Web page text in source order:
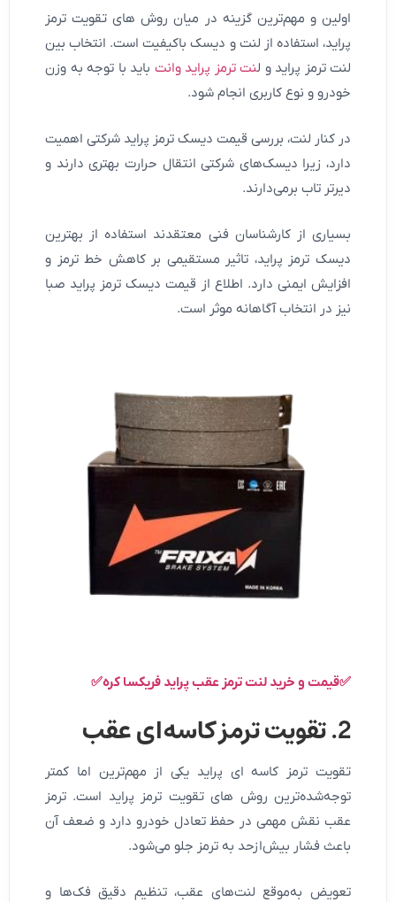
اولین و مهم‌ترین گزینه در میان روش های تقویت ترمز
پراید، استفاده از لنت و دیسک باکیفیت است. انتخاب بین
لنت ترمز پراید و لنت ترمز پراید وانت باید با توجه به وزن
خودرو و نوع کاربری انجام شود.
در کنار لنت، بررسی قیمت دیسک ترمز پراید شرکتی اهمیت
دارد، زیرا دیسک‌های شرکتی انتقال حرارت بهتری دارند و
دیرتر تاب برمی‌دارند.
بسیاری از کارشناسان فنی معتقدند استفاده از بهترین
دیسک ترمز پراید، تاثیر مستقیمی بر کاهش خط ترمز و
افزایش ایمنی دارد. اطلاع از قیمت دیسک ترمز پراید صبا
نیز در انتخاب آگاهانه موثر است.
✅قیمت و خرید لنت ترمز عقب پراید فریکسا کره✅
2. تقویت ترمز کاسه‌ای عقب
تقویت ترمز کاسه ای پراید یکی از مهم‌ترین اما کمتر
توجه‌شده‌ترین روش های تقویت ترمز پراید است. ترمز
عقب نقش مهمی در حفظ تعادل خودرو دارد و ضعف آن
باعث فشار بیش‌ازحد به ترمز جلو می‌شود.
تعویض به‌موقع لنت‌های عقب، تنظیم دقیق فک‌ها و